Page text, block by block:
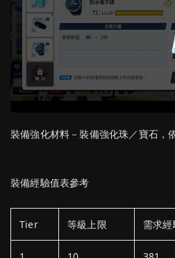
裝備強化材料－裝備強化珠／寶石，
裝備經驗值表參考
Tier 等級上限 需求經